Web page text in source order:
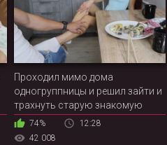
Проходил мимо дома
одногруппницы и решил зайти и
трахнуть старую знакомую
74%
12:28
42 008